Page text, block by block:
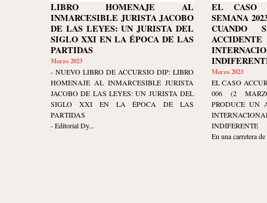
LIBRO HOMENAJE AL
INMARCESIBLE JURISTA JACOBO
DE LAS LEYES: UN JURISTA DEL
SIGLO XXI EN LA ÉPOCA DE LAS
PARTIDAS
Marzo 2023
- NUEVO LIBRO DE ACCURSIO DIP: LIBRO
HOMENAJE AL INMARCESIBLE JURISTA
JACOBO DE LAS LEYES: UN JURISTA DEL
SIGLO XXI EN LA ÉPOCA DE LAS
PARTIDAS
- Editorial Dy...
EL CASO
SEMANA
CUANDO
Marzo 2023
EL CASO
006 (2
PRODUCE UN
INDIFERENTE
En una carretera